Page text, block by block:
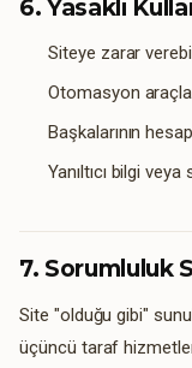
6. Yasaklı
Siteye zarar
Otomasyon
Başkalarının
Yanıltıcı bilgi
7. Sorumluluk
Site "olduğu gibi"
üçüncü taraf